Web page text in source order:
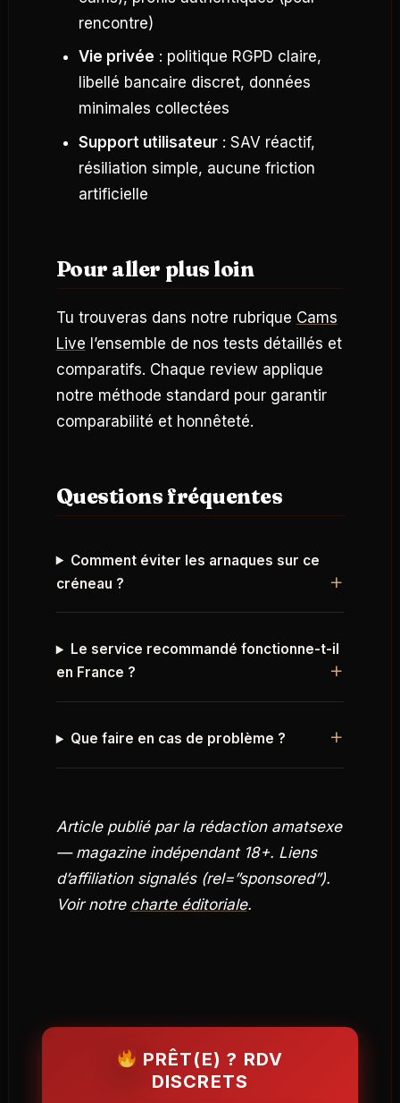
rencontre)
Vie privée : politique RGPD claire,
libellé bancaire discret, données
minimales collectées
Support utilisateur : SAV réactif,
résiliation simple, aucune friction
artificielle
Pour aller plus loin
Tu trouveras dans notre rubrique Cams
Live l’ensemble de nos tests détaillés et
comparatifs. Chaque review applique
notre méthode standard pour garantir
comparabilité et honnêteté.
Questions fréquentes
Comment éviter les arnaques sur ce
créneau ?
Le service recommandé fonctionne-t-il
en France ?
Que faire en cas de problème ?
Article publié par la rédaction amatsexe
— magazine indépendant 18+. Liens
d’affiliation signalés (rel=”sponsored”).
Voir notre charte éditoriale.
PRÊT(E) ? RDV
DISCRETS